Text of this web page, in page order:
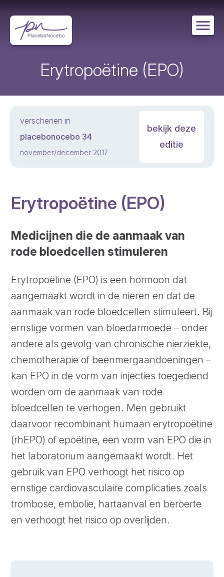
en
naar
de
Erytropoëtine (EPO)
verschenen in
placebonocebo 34
november/december 2017
bekijk deze
editie
Erytropoëtine (EPO)
Medicijnen die de aanmaak van
rode bloedcellen stimuleren
Erytropoëtine (EPO) is een hormoon dat
aangemaakt wordt in de nieren en dat de
aanmaak van rode bloedcellen stimuleert. Bij
ernstige vormen van bloedarmoede – onder
andere als gevolg van chronische nierziekte,
chemotherapie of beenmergaandoeningen –
kan EPO in de vorm van injecties toegediend
worden om de aanmaak van rode
bloedcellen te verhogen. Men gebruikt
daarvoor recombinant humaan erytropoëtine
(rhEPO) of epoëtine, een vorm van EPO die in
het laboratorium aangemaakt wordt. Het
gebruik van EPO verhoogt het risico op
ernstige cardiovasculaire complicaties zoals
trombose, embolie, hartaanval en beroerte
en verhoogt het risico op overlijden.